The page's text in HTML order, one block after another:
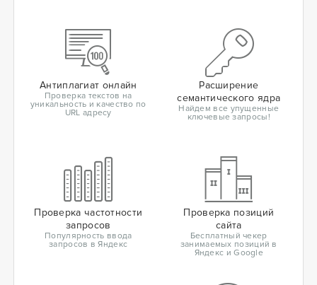
Антиплагиат онлайн
Проверка текстов на
уникальность и качество по
URL адресу
Расширение
семантического ядра
Найдем все упущенные
ключевые запросы!
Проверка частотности
запросов
Популярность ввода
запросов в Яндекс
Проверка позиций
сайта
Бесплатный чекер
занимаемых позиций в
Яндекс и Google